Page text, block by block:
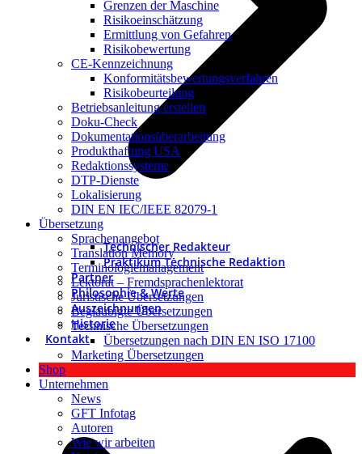
Technischer Redakteur
Praktikum Technische Redaktion
Partner
Philosophie & Werte
Auszeichnungen
Historie
Kontakt
Grenzen der Maschine
Risikoeinschätzung
Ermittlung von Gefahren
Risikobewertung
CE-Kennzeichnung
Konformitätsbewertungsverfahren
Risikobeurteilung
Betriebsanleitung erstellen
Doku-Check
Dokumentationsüberarbeitung
Produkthaftung USA
Redaktionssysteme
DTP-Dienste
Lokalisierung
DIN EN IEC/IEEE 82079-1
Übersetzung
Sprachenangebot
Translation Memory
Terminologiemanagement
Lektorat – Fremdsprachenlektorat
Juristische Übersetzungen
Beglaubigte Übersetzungen
Technische Übersetzungen
Übersetzungen nach DIN EN ISO 17100
Marketing Übersetzungen
Shop
Unternehmen
News
GFT Infotag
Autoren
Wie wir arbeiten